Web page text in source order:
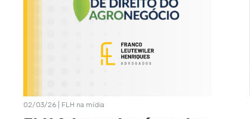
02/03/26 | FLH na mídia